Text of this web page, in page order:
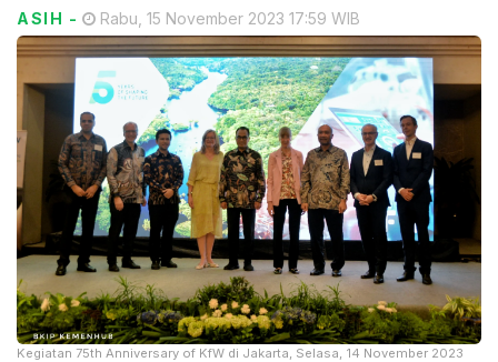
ASIH - Rabu, 15 November 2023 17:59 WIB
Kegiatan 75th Anniversary of KfW di Jakarta, Selasa, 14 November 2023